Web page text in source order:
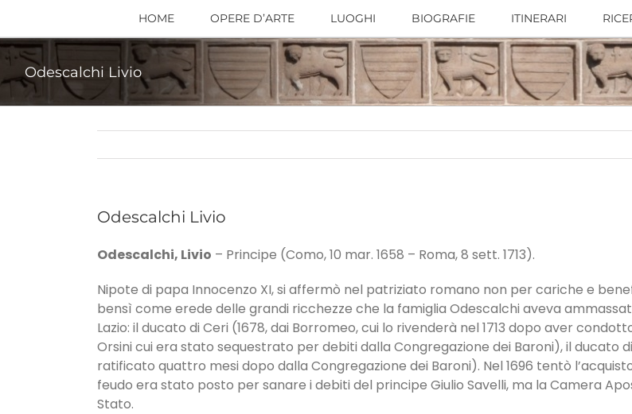
HOME OPERE D’ARTE LUOGHI BIOGRAFIE ITINERARI
Odescalchi Livio
Odescalchi Livio
Odescalchi, Livio – Principe (Como, 10 mar. 1658 – Roma, 8 sett. 1713).
Nipote di papa Innocenzo XI, si affermò nel patriziato romano non per cariche e
bensì come erede delle grandi ricchezze che la famiglia Odescalchi aveva
Lazio: il ducato di Ceri (1678, dai Borromeo, cui lo rivenderà nel 1713 dopo aver
Orsini cui era stato sequestrato per debiti dalla Congregazione dei Baroni), il ducato
ratificato quattro mesi dopo dalla Congregazione dei Baroni). Nel 1696 tentò
feudo era stato posto per sanare i debiti del principe Giulio Savelli, ma la Camera
Stato.